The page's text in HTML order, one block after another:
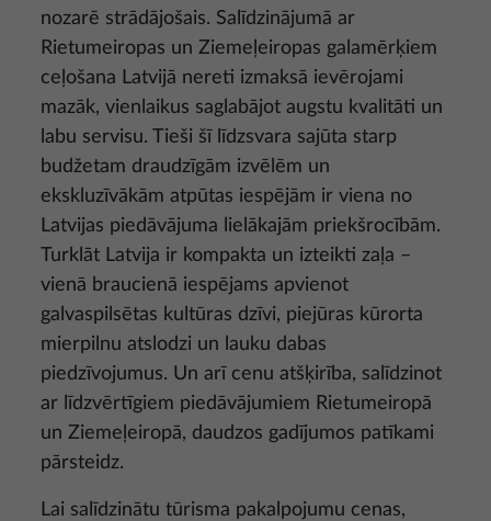
nozarē strādājošais. Salīdzinājumā ar
Rietumeiropas un Ziemeļeiropas galamērķiem
ceļošana Latvijā nereti izmaksā ievērojami
mazāk, vienlaikus saglabājot augstu kvalitāti un
labu servisu. Tieši šī līdzsvara sajūta starp
budžetam draudzīgām izvēlēm un
ekskluzīvākām atpūtas iespējām ir viena no
Latvijas piedāvājuma lielākajām priekšrocībām.
Turklāt Latvija ir kompakta un izteikti zaļa –
vienā braucienā iespējams apvienot
galvaspilsētas kultūras dzīvi, piejūras kūrorta
mierpilnu atslodzi un lauku dabas
piedzīvojumus. Un arī cenu atšķirība, salīdzinot
ar līdzvērtīgiem piedāvājumiem Rietumeiropā
un Ziemeļeiropā, daudzos gadījumos patīkami
pārsteidz.
Lai salīdzinātu tūrisma pakalpojumu cenas,